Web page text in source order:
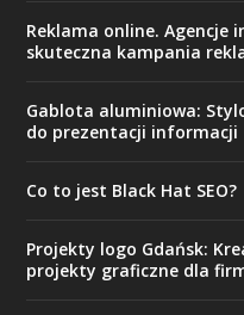
Reklama online. Agencje
skuteczna kampania
Gablota aluminiowa:
do prezentacji informacji
Co to jest Black Hat SEO?
Projekty logo Gdańsk:
projekty graficzne dla